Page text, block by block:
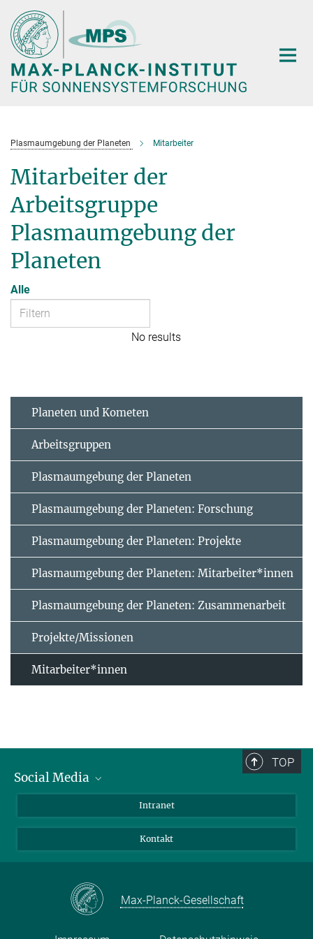
Hauptinhalt
Plasmaumgebung der Planeten Mitarbeiter
Mitarbeiter der
Arbeitsgruppe
Plasmaumgebung der
Planeten
Alle
No results
Planeten und Kometen
Arbeitsgruppen
Plasmaumgebung der Planeten
Plasmaumgebung der Planeten: Forschung
Plasmaumgebung der Planeten: Projekte
Plasmaumgebung der Planeten: Mitarbeiter*innen
Plasmaumgebung der Planeten: Zusammenarbeit
Projekte/Missionen
Mitarbeiter*innen
TOP
Social Media
Facebook
Instagram
Mastodon
Intranet
Kontakt
Max-Planck-Gesellschaft